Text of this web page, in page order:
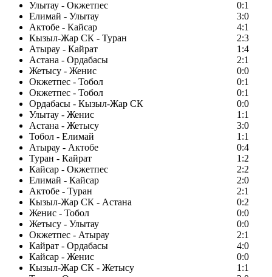
Улытау - Окжетпес
0:1
Елимай - Улытау
3:0
Актобе - Кайсар
4:1
Кызыл-Жар СК - Туран
2:3
Атырау - Кайрат
1:4
Астана - Ордабасы
2:1
Жетысу - Женис
0:0
Окжетпес - Тобол
0:1
Окжетпес - Тобол
0:1
Ордабасы - Кызыл-Жар СК
0:0
Улытау - Женис
1:1
Астана - Жетысу
3:0
Тобол - Елимай
1:1
Атырау - Актобе
0:4
Туран - Кайрат
1:2
Кайсар - Окжетпес
2:2
Елимай - Кайсар
2:0
Актобе - Туран
2:1
Кызыл-Жар СК - Астана
0:2
Женис - Тобол
0:0
Жетысу - Улытау
0:0
Окжетпес - Атырау
2:1
Кайрат - Ордабасы
4:0
Кайсар - Женис
0:0
Кызыл-Жар СК - Жетысу
1:1